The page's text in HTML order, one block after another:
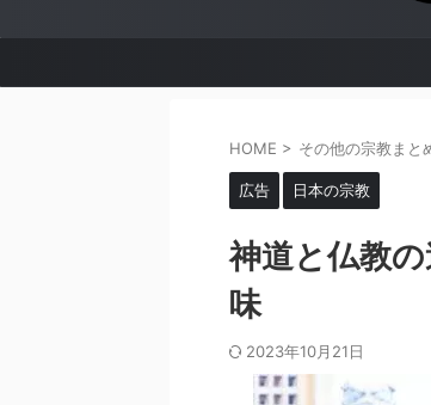
HOME > その他の宗教まと
広告 日本の宗教
神道と仏教
味
2023年10月21日